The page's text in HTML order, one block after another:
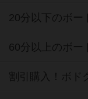
20分以下のボー
60分以上のボー
割引購入！ボド